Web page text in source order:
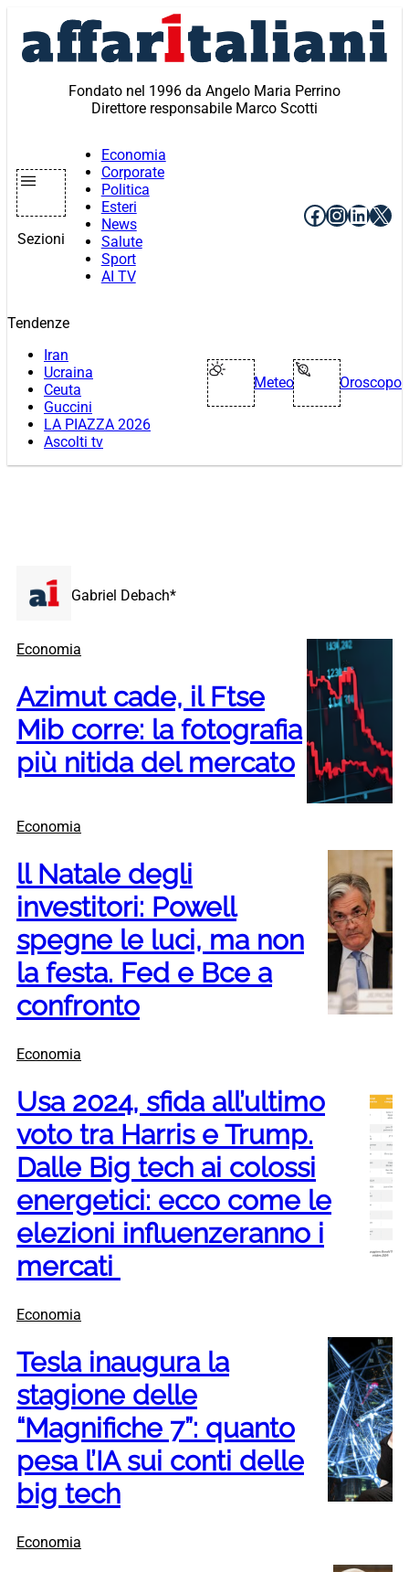
contenuto
Fondato nel 1996 da Angelo Maria Perrino
Direttore responsabile Marco Scotti
Sezioni
Economia
Corporate
Politica
Esteri
News
Salute
Sport
AI TV
Facebook
X
Tendenze
Iran
Ucraina
Ceuta
Guccini
LA PIAZZA 2026
Ascolti tv
Meteo Oroscopo
Gabriel Debach*
Economia
Azimut cade, il Ftse
Mib corre: la fotografia
più nitida del mercato
Economia
ll Natale degli
investitori: Powell
spegne le luci, ma non
la festa. Fed e Bce a
confronto
Economia
Usa 2024, sfida all’ultimo
voto tra Harris e Trump.
Dalle Big tech ai colossi
energetici: ecco come le
elezioni influenzeranno i
mercati
Economia
Tesla inaugura la
stagione delle
“Magnifiche 7”: quanto
pesa l’IA sui conti delle
big tech
Economia